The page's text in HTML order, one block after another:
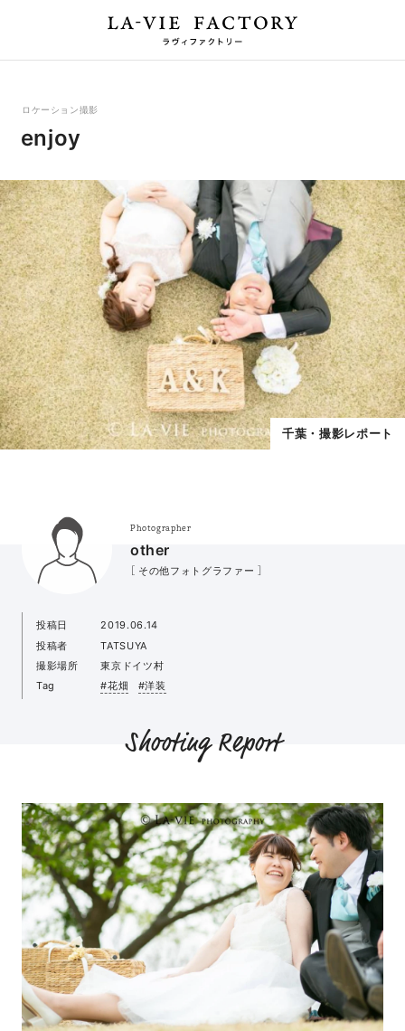
ロケーション撮影
enjoy
千葉・撮影レポート
Photographer
other
［ その他フォトグラファー ］
投稿日
2019.06.14
投稿者
TATSUYA
撮影場所
東京ドイツ村
Tag
#花畑 #洋装
Shooting Report